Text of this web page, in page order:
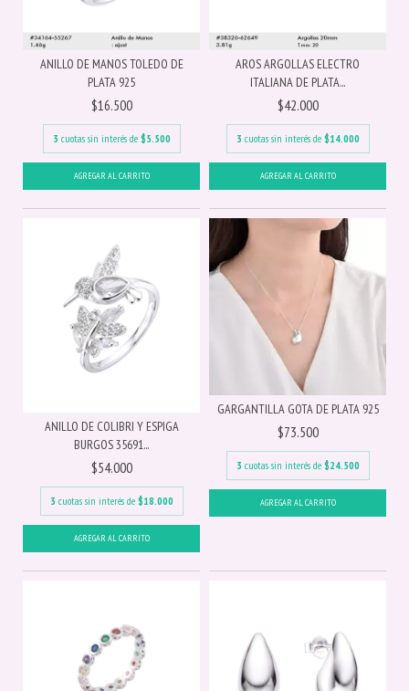
ANILLO DE MANOS TOLEDO DE
PLATA 925
$16.500
3 cuotas sin interés de $5.500
AROS ARGOLLAS ELECTRO
ITALIANA DE PLATA...
$42.000
3 cuotas sin interés de $14.000
ANILLO DE COLIBRI Y ESPIGA
BURGOS 35691...
$54.000
3 cuotas sin interés de $18.000
GARGANTILLA GOTA DE PLATA 925
$73.500
3 cuotas sin interés de $24.500